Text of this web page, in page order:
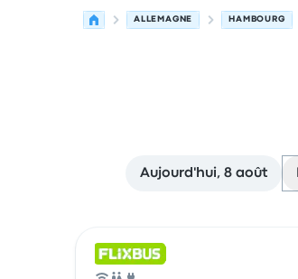
ALLEMAGNE HAMBOURG
Aujourd'hui, 8 août